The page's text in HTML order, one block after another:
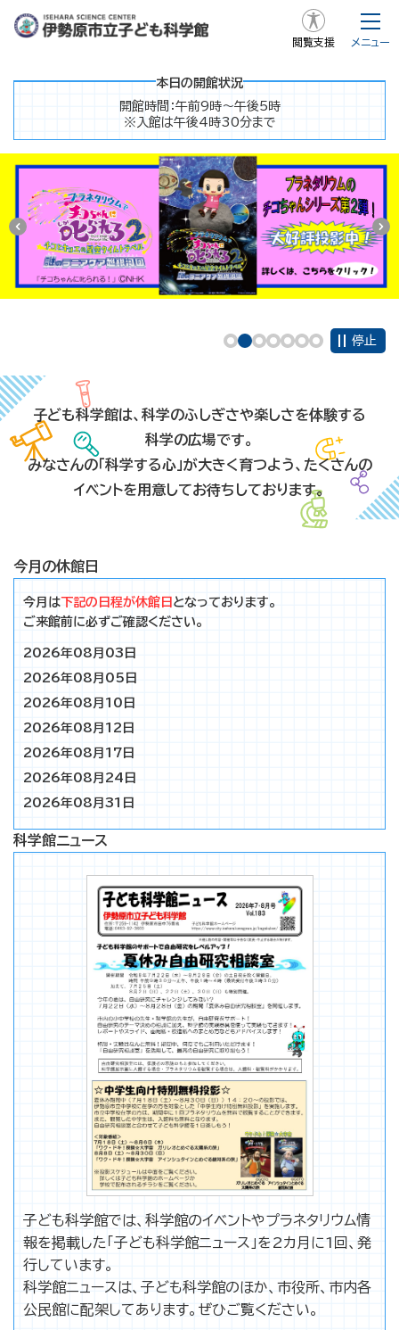
閲覧支援 メニュー
本日の開館状況
開館時間：午前9時～午後5時
※入館は午後4時30分まで
停止
子ども科学館は、科学のふしぎさや楽しさを体験する
科学の広場です。
みなさんの「科学する心」が大きく育つよう、たくさんの
イベントを用意してお待ちしております。
今月の休館日
今月は下記の日程が休館日 となっております。
ご来館前に必ずご確認ください。
2026年08月03日
2026年08月05日
2026年08月10日
2026年08月12日
2026年08月17日
2026年08月24日
2026年08月31日
科学館ニュース
子ども科学館では、科学館のイベントやプラネタリウム情
報を掲載した「子ども科学館ニュース」を2カ月に1回、発
行しています。
科学館ニュースは、子ども科学館のほか、市役所、市内各
公民館に配架してあります。ぜひご覧ください。